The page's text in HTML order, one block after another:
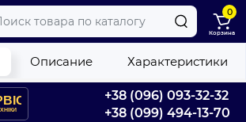
+38 (096) 093-32-32
+38 (099) 494-13-70
0
Корзина
Описание Характеристики